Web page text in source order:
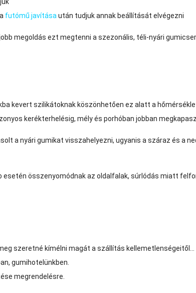
futómű javítása után tudjuk annak beállítását elvégezni
megoldás ezt megtenni a szezonális, téli-nyári
kevert szilikátoknak köszönhetően ez alatt a
kerékterhelésig, mély és porhóban jobban
a nyári gumikat visszahelyezni, ugyanis a száraz és a
összenyomódnak az oldalfalak, súrlódás miatt
szeretné kímélni magát a szállítás
gumihotelünkben.
megrendelésre.